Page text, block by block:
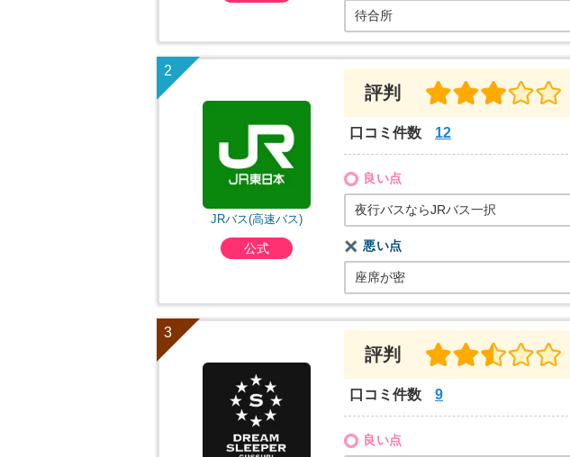
待合所
JRバス(高速バス)
公式
評判
口コミ件数 12
良い点
夜行バスならJRバス一択
悪い点
座席が密
評判
口コミ件数 9
良い点